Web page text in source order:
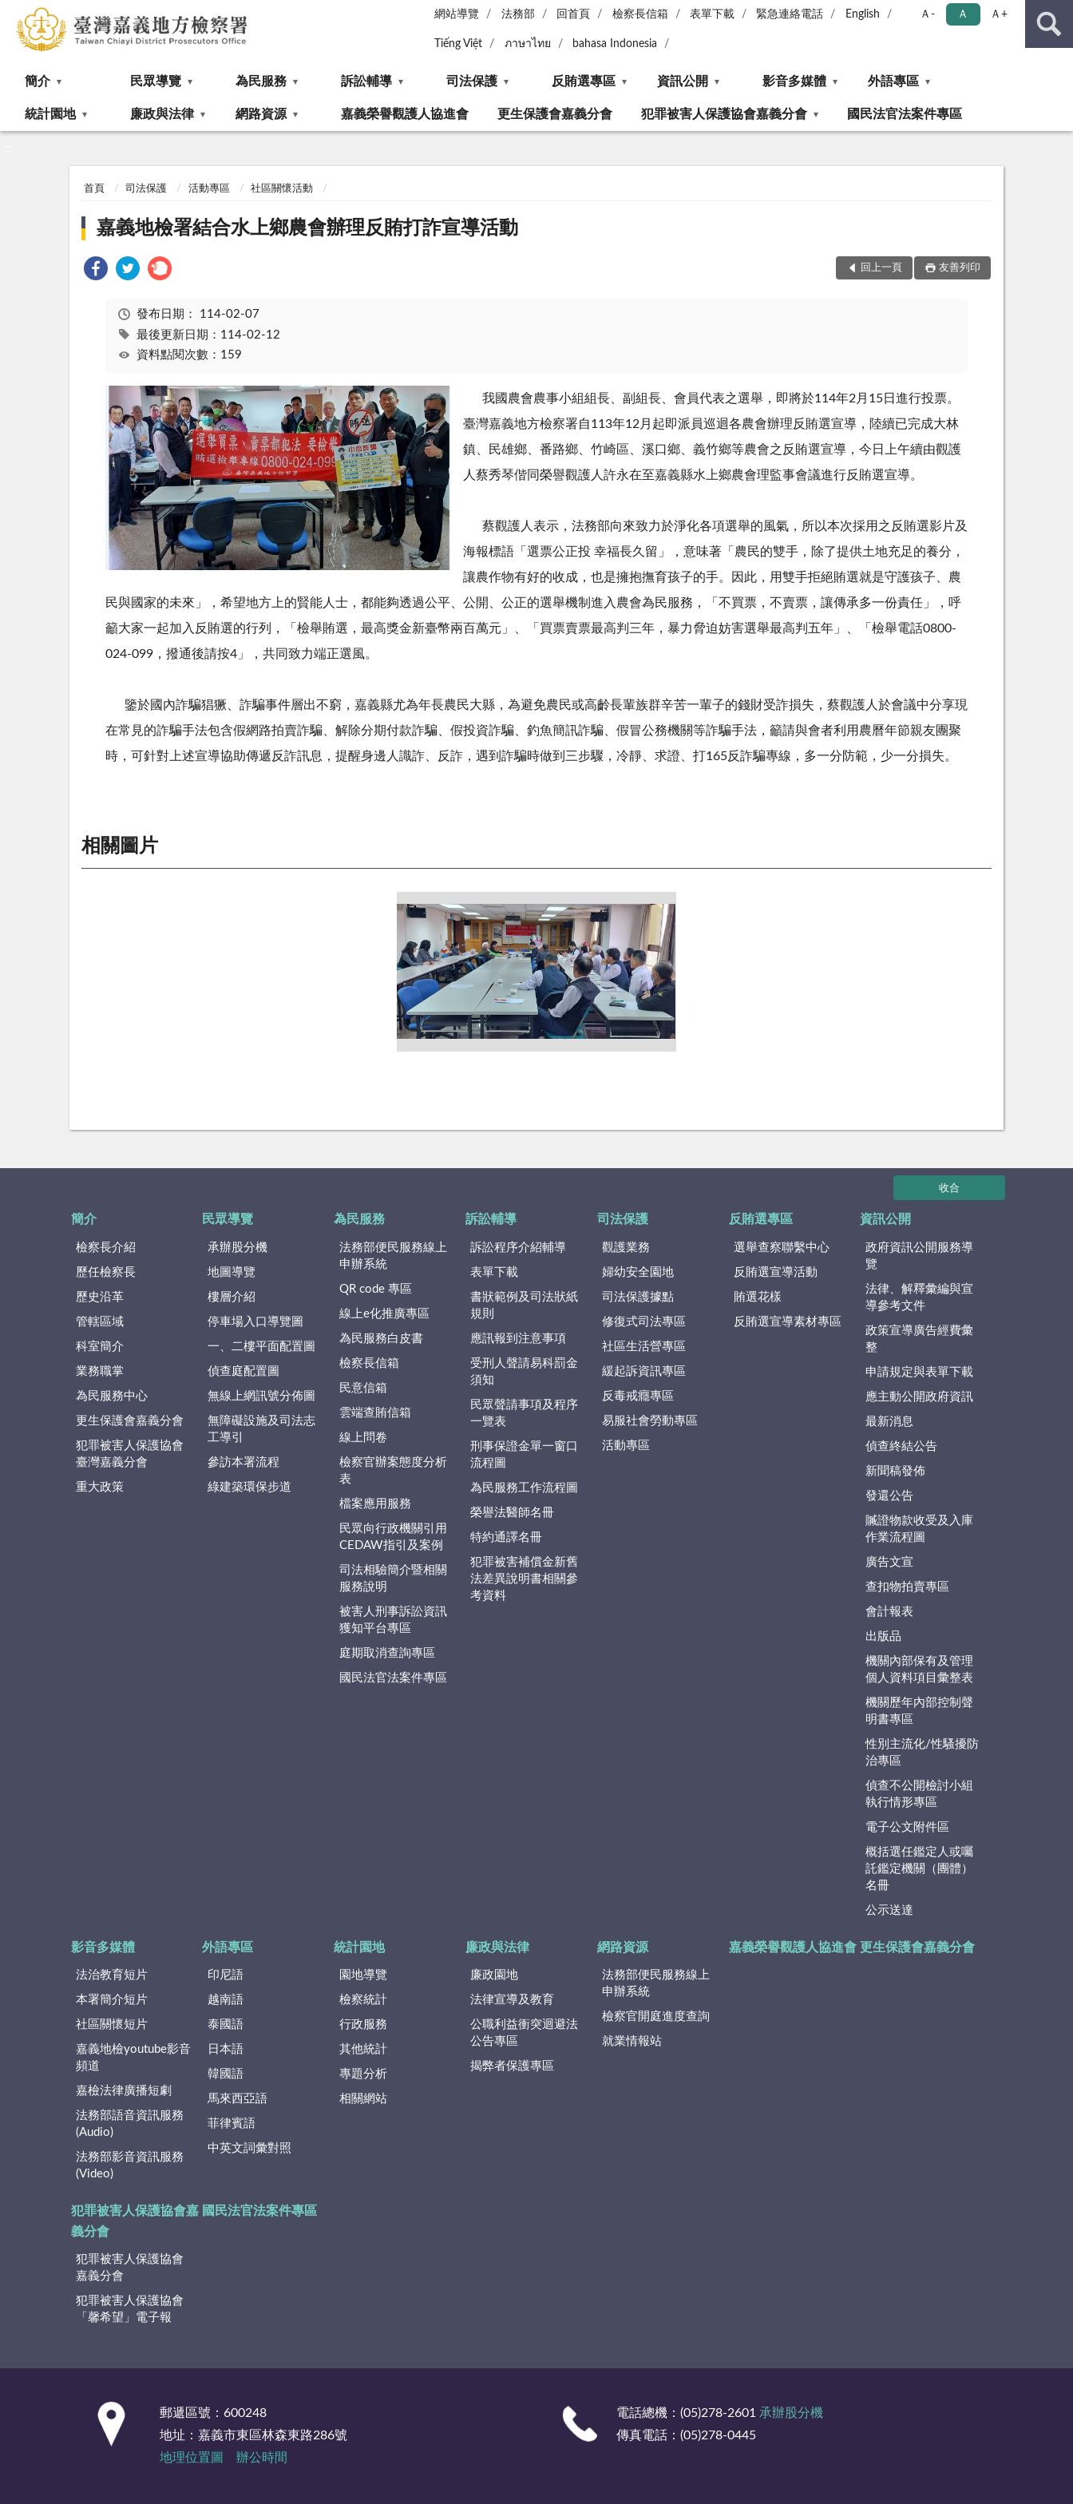
網站導覽 法務部 回首頁 檢察長信箱 表單下載 緊急連絡電話 English
Tiếng Việt ภาษาไทย bahasa Indonesia
Ａ- Ａ Ａ+
簡介 民眾導覽 為民服務 訴訟輔導 司法保護 反賄選專區 資訊公開 影音多媒體 外語專區
統計園地 廉政與法律 網路資源 嘉義榮譽觀護人協進會 更生保護會嘉義分會 犯罪被害人保護協會嘉義分會 國民法官法案件專區
首頁 司法保護 活動專區 社區關懷活動
嘉義地檢署結合水上鄉農會辦理反賄打詐宣導活動
回上一頁 友善列印
發布日期： 114-02-07
最後更新日期：114-02-12
資料點閱次數：159
我國農會農事小組組長、副組長、會員代表之選舉，即將於114年2月15日進行投票。
臺灣嘉義地方檢察署自113年12月起即派員巡迴各農會辦理反賄選宣導，陸續已完成大林
鎮、民雄鄉、番路鄉、竹崎區、溪口鄉、義竹鄉等農會之反賄選宣導，今日上午續由觀護
人蔡秀琴偕同榮譽觀護人許永在至嘉義縣水上鄉農會理監事會議進行反賄選宣導。
蔡觀護人表示，法務部向來致力於淨化各項選舉的風氣，所以本次採用之反賄選影片及
海報標語「選票公正投 幸福長久留」，意味著「農民的雙手，除了提供土地充足的養分，
讓農作物有好的收成，也是擁抱撫育孩子的手。因此，用雙手拒絕賄選就是守護孩子、農
民與國家的未來」，希望地方上的賢能人士，都能夠透過公平、公開、公正的選舉機制進入農會為民服務，「不買票，不賣票，讓傳承多一份責任」，呼
籲大家一起加入反賄選的行列，「檢舉賄選，最高獎金新臺幣兩百萬元」、「買票賣票最高判三年，暴力脅迫妨害選舉最高判五年」、「檢舉電話0800-
024-099，撥通後請按4」，共同致力端正選風。
鑒於國內詐騙猖獗、詐騙事件層出不窮，嘉義縣尤為年長農民大縣，為避免農民或高齡長輩族群辛苦一輩子的錢財受詐損失，蔡觀護人於會議中分享現
在常見的詐騙手法包含假網路拍賣詐騙、解除分期付款詐騙、假投資詐騙、釣魚簡訊詐騙、假冒公務機關等詐騙手法，籲請與會者利用農曆年節親友團聚
時，可針對上述宣導協助傳遞反詐訊息，提醒身邊人識詐、反詐，遇到詐騙時做到三步驟，冷靜、求證、打165反詐騙專線，多一分防範，少一分損失。
相關圖片
收合
簡介
檢察長介紹
歷任檢察長
歷史沿革
管轄區域
科室簡介
業務職掌
為民服務中心
更生保護會嘉義分會
犯罪被害人保護協會
臺灣嘉義分會
重大政策
民眾導覽
承辦股分機
地圖導覽
樓層介紹
停車場入口導覽圖
一、二樓平面配置圖
偵查庭配置圖
無線上網訊號分佈圖
無障礙設施及司法志
工導引
參訪本署流程
綠建築環保步道
為民服務
法務部便民服務線上
申辦系統
QR code 專區
線上e化推廣專區
為民服務白皮書
檢察長信箱
民意信箱
雲端查賄信箱
線上問卷
檢察官辦案態度分析
表
檔案應用服務
民眾向行政機關引用
CEDAW指引及案例
司法相驗簡介暨相關
服務說明
被害人刑事訴訟資訊
獲知平台專區
庭期取消查詢專區
國民法官法案件專區
訴訟輔導
訴訟程序介紹輔導
表單下載
書狀範例及司法狀紙
規則
應訊報到注意事項
受刑人聲請易科罰金
須知
民眾聲請事項及程序
一覽表
刑事保證金單一窗口
流程圖
為民服務工作流程圖
榮譽法醫師名冊
特約通譯名冊
犯罪被害補償金新舊
法差異說明書相關參
考資料
司法保護
觀護業務
婦幼安全園地
司法保護據點
修復式司法專區
社區生活營專區
緩起訴資訊專區
反毒戒癮專區
易服社會勞動專區
活動專區
反賄選專區
選舉查察聯繫中心
反賄選宣導活動
賄選花樣
反賄選宣導素材專區
資訊公開
政府資訊公開服務導
覽
法律、解釋彙編與宣
導參考文件
政策宣導廣告經費彙
整
申請規定與表單下載
應主動公開政府資訊
最新消息
偵查終結公告
新聞稿發佈
發還公告
贓證物款收受及入庫
作業流程圖
廣告文宣
查扣物拍賣專區
會計報表
出版品
機關內部保有及管理
個人資料項目彙整表
機關歷年內部控制聲
明書專區
性別主流化/性騷擾防
治專區
偵查不公開檢討小組
執行情形專區
電子公文附件區
概括選任鑑定人或囑
託鑑定機關（團體）
名冊
公示送達
影音多媒體
法治教育短片
本署簡介短片
社區關懷短片
嘉義地檢youtube影音
頻道
嘉檢法律廣播短劇
法務部語音資訊服務
(Audio)
法務部影音資訊服務
(Video)
外語專區
印尼語
越南語
泰國語
日本語
韓國語
馬來西亞語
菲律賓語
中英文詞彙對照
統計園地
園地導覽
檢察統計
行政服務
其他統計
專題分析
相關網站
廉政與法律
廉政園地
法律宣導及教育
公職利益衝突迴避法
公告專區
揭弊者保護專區
網路資源
法務部便民服務線上
申辦系統
檢察官開庭進度查詢
就業情報站
嘉義榮譽觀護人協進會 更生保護會嘉義分會
犯罪被害人保護協會嘉
義分會
犯罪被害人保護協會
嘉義分會
犯罪被害人保護協會
「馨希望」電子報
國民法官法案件專區
郵遞區號：600248
地址：嘉義市東區林森東路286號
地理位置圖
辦公時間
電話總機：(05)278-2601 承辦股分機
傳真電話：(05)278-0445